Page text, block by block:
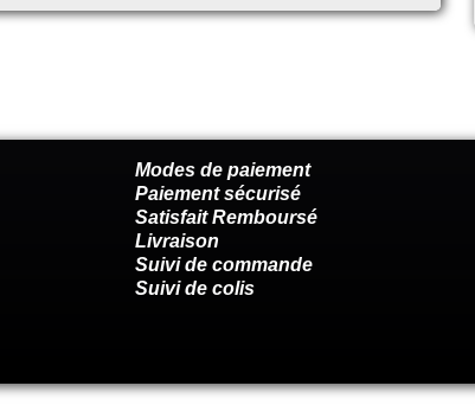
Modes de paiement
Paiement sécurisé
Satisfait Remboursé
Livraison
Suivi de commande
Suivi de colis